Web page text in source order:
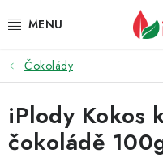
na
POTRAVINY
OŘECHY A SUŠENÉ
SNACKY
Čokolády
iPlody Kokos
čokoládě